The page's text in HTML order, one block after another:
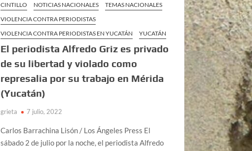
CINTILLO NOTICIAS NACIONALES
TEMAS NACIONALES
VIOLENCIA CONTRA PERIODISTAS
VIOLENCIA CONTRA PERIODISTAS EN YUCATÁN
YUCATÁN
El periodista Alfredo Griz es privado
de su libertad y violado como
represalia por su trabajo en Mérida
(Yucatán)
grieta 7 julio, 2022
Carlos Barrachina Lisón / Los Ángeles Press El
sábado 2 de julio por la noche, el periodista Alfredo